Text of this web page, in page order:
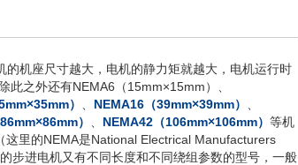
机座尺寸越大，电机的静力矩就越大，电机运行时
之外还有NEMA6（15mm×15mm）、
） NEMA16（39mm×39mm）
） NEMA42（106mm×106mm） 等机
里的NEMA是National Electrical Manufacturers
步进电机又有不同长度和不同绕组参数的型号，一般